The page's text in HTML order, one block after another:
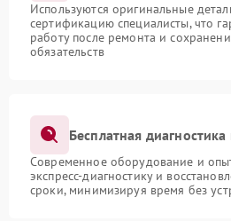
Используются оригинальные
сертификацию специалисты, что
работу после ремонта и
обязательств
Бесплатная
Современное оборудование и
экспресс-диагностику и
сроки, минимизируя время без